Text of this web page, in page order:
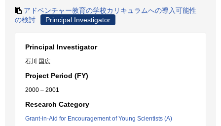
アドベンチャー教育の学校カリキュラムへの導入可能性
の検討
Principal Investigator
Principal Investigator
石川 国広
Project Period (FY)
2000 – 2001
Research Category
Grant-in-Aid for Encouragement of Young Scientists (A)